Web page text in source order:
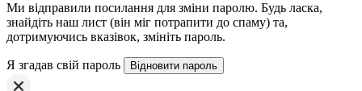
Mи відправили посилання для зміни паролю. Будь ласка,
знайдіть наш лист (він міг потрапити до спаму) та,
дотримуючись вказівок, змініть пароль.
Я згадав свій пароль